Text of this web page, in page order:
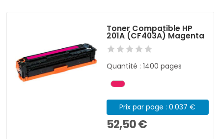
Toner Compatible HP
201A (CF403A) Magenta
Quantité : 1400 pages
Prix par page : 0.037 €
52,50 €